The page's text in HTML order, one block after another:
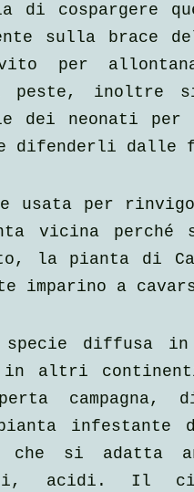
cospargere
sulla brace del
per
peste, inoltre
dei neonati
difenderli dalle
usata per
vicina
la pianta di
imparino a
specie diffusa
altri continenti.
campagna,
pianta
che si adatta
acidi. Il